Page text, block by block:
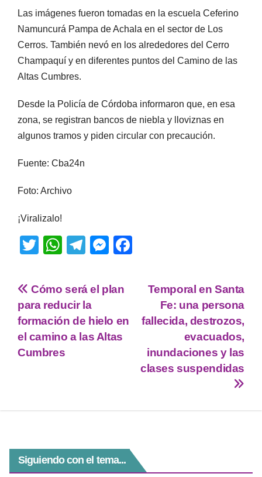
Las imágenes fueron tomadas en la escuela Ceferino
Namuncurá Pampa de Achala en el sector de Los
Cerros. También nevó en los alrededores del Cerro
Champaquí y en diferentes puntos del Camino de las
Altas Cumbres.
Desde la Policía de Córdoba informaron que, en esa
zona, se registran bancos de niebla y lloviznas en
algunos tramos y piden circular con precaución.
Fuente: Cba24n
Foto: Archivo
¡Viralizalo!
T
tt
er
W
at
s
A
p
p
T
e
gr
a
m
M
ss
n
g
b
k
Temporal en Santa
Fe: una persona
fallecida, destrozos,
evacuados,
inundaciones y las
clases suspendidas
Cómo será el plan
para reducir la
formación de hielo en
el camino a las Altas
Cumbres
Siguiendo con el tema...